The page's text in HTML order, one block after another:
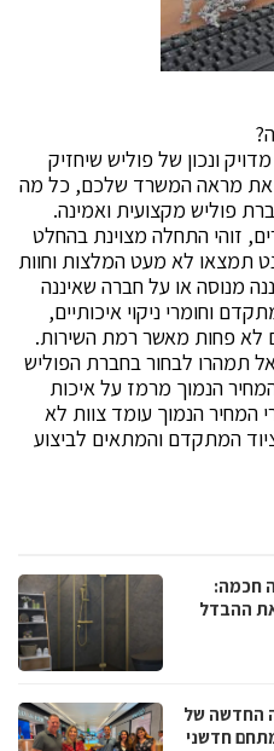
ונכון של פוליש שיחזיק
את מראה המשרד שלכם, כל מה
פוליש מקצועית ואמינה.
זוהי התחלה מצוינת בהחלט
תמצאו לא מעט המלצות וחוות
מנוסה או על חברה שאיננה
וחומרי ניקוי איכותיים,
לא פחות מאשר רמת השירות.
תמהרו לבחור בחברת הפוליש
הנמוך מרמז על איכות
המחיר הנמוך עומד צוות לא
המתקדם והמתאים לביצוע
חכמה:
את ההבדל
החדשה של
חדשני